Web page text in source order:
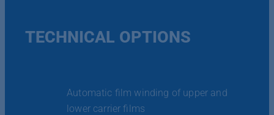
TECHNICAL OPTIONS
Automatic film winding of upper and
lower carrier films